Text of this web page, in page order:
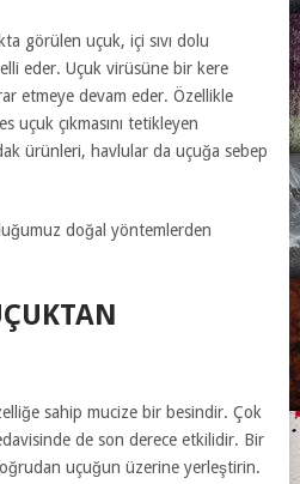
görülen uçuk, içi sıvı dolu
eder. Uçuk virüsüne bir kere
etmeye devam eder. Özellikle
uçuk çıkmasını tetikleyen
ürünleri, havlular da uçuğa sebep
doğal yöntemlerden
sahip mucize bir besindir. Çok
de son derece etkilidir. Bir
uçuğun üzerine yerleştirin.